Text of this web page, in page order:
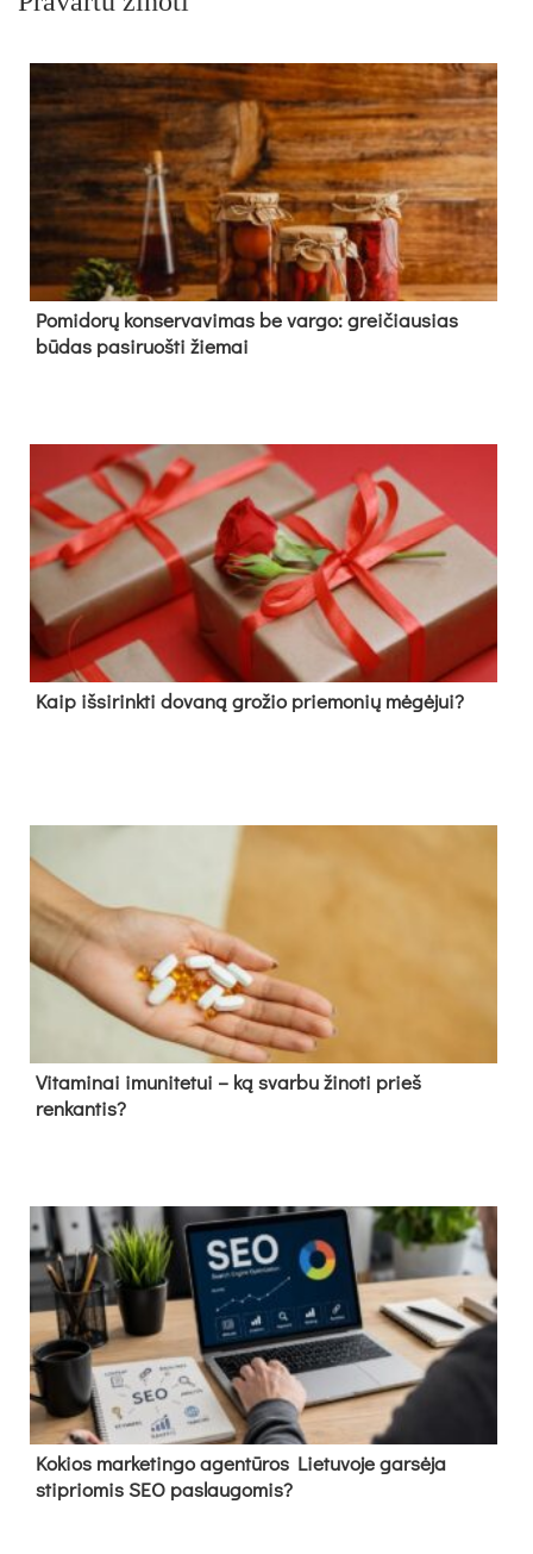
Pomidorų konservavimas be vargo: greičiausias
būdas pasiruošti žiemai
Kaip išsirinkti dovaną grožio priemonių mėgėjui?
Vitaminai imunitetui – ką svarbu žinoti prieš
renkantis?
Kokios marketingo agentūros Lietuvoje garsėja
stipriomis SEO paslaugomis?